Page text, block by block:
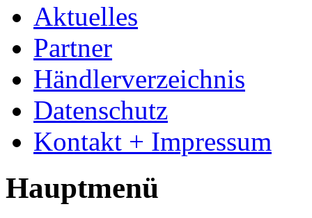
Aktuelles
Partner
Händlerverzeichnis
Datenschutz
Kontakt + Impressum
Hauptmenü